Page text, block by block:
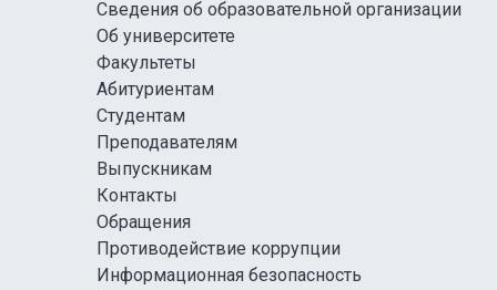
Сведения об образовательной организации
Об университете
Факультеты
Абитуриентам
Студентам
Преподавателям
Выпускникам
Контакты
Обращения
Противодействие коррупции
Информационная безопасность